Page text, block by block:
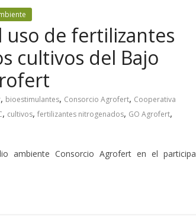
de fertilizantes
cultivos del Bajo
, bioestimulantes, Consorcio Agrofert, Cooperativa
, cultivos, fertilizantes nitrogenados, GO Agrofert,
ambiente Consorcio Agrofert en el participa